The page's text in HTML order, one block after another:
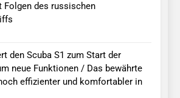
Folgen des russischen
den Scuba S1 zum Start der
neue Funktionen / Das bewährte
effizienter und komfortabler in